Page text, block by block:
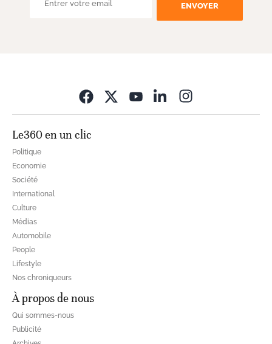
ENVOYER
Le360 en un clic
Politique
Economie
Société
International
Culture
Médias
Automobile
People
Lifestyle
Nos chroniqueurs
À propos de nous
Qui sommes-nous
Publicité